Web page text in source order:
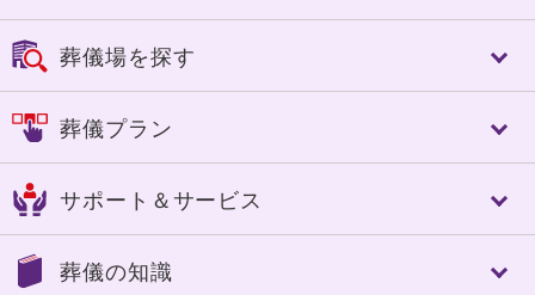
アスカの特長
控室への心配り
人づくり（人材教育）
選べる葬送品・おもてなし
エンバーミング・湯灌
葬儀への想い
葬儀場を探す
成田市
四街道市
市原市
船橋市
茂原市
いすみ市
葬儀プラン
認知症対策あんしんパック
家族葬
一般葬
サポート＆サービス
事前相談のすすめ
葬儀の知識